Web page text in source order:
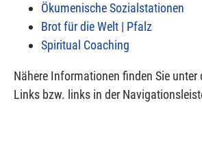
Ökumenische Sozialstationen
Brot für die Welt | Pfalz
Spiritual Coaching
Nähere Informationen finden Sie unter
Links bzw. links in der